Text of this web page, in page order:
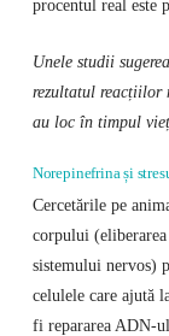
procentul real este
Unele studii
rezultatul reacțiilor
au loc în timpul
Norepinefrina și
Cercetările pe
corpului
sistemului nervos)
celulele care ajută
fi repararea ADN-